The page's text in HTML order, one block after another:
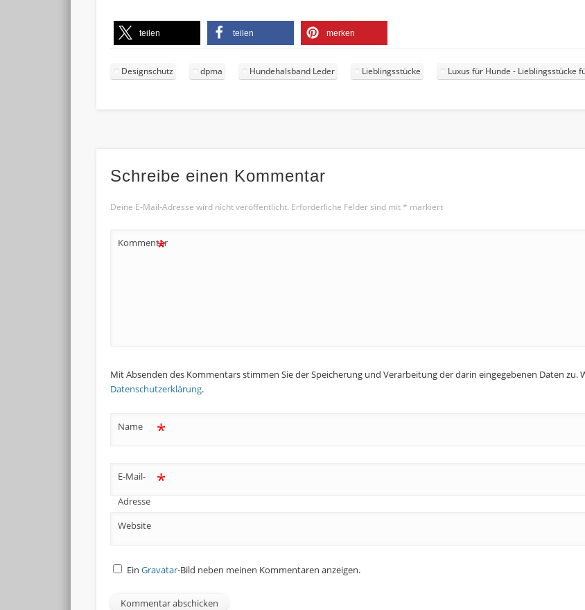
teilen teilen merken
Designschutz dpma Hundehalsband Leder Lieblingsstücke Luxus für Hunde - Lieblingsstücke
Schreibe einen Kommentar
Deine E-Mail-Adresse wird nicht veröffentlicht. Erforderliche Felder sind mit * markiert
Kommentar
*
Mit Absenden des Kommentars stimmen Sie der Speicherung und Verarbeitung der darin eingegebenen Daten
Datenschutzerklärung.
Name *
E-Mail-
Adresse
*
Website
EinGravatar-Bild neben meinen Kommentaren anzeigen.